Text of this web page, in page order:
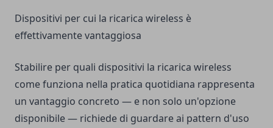
Dispositivi per cui la ricarica wireless è
effettivamente vantaggiosa
Stabilire per quali dispositivi la ricarica wireless
come funziona nella pratica quotidiana rappresenta
un vantaggio concreto — e non solo un'opzione
disponibile — richiede di guardare ai pattern d'uso